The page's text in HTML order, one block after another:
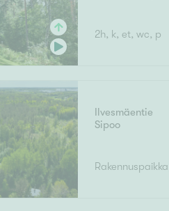
2h, k, et, wc, p
Ilvesmäentie
Sipoo